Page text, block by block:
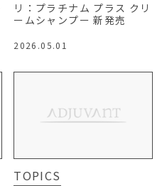
リ：プラチナム プラス クリ
ームシャンプー 新発売
2026.05.01
TOPICS